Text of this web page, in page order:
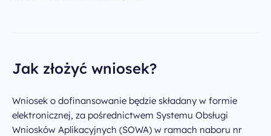
Jak złożyć wniosek?
Wniosek o dofinansowanie będzie składany w formie
elektronicznej, za pośrednictwem Systemu Obsługi
Wniosków Aplikacyjnych (SOWA) w ramach naboru nr